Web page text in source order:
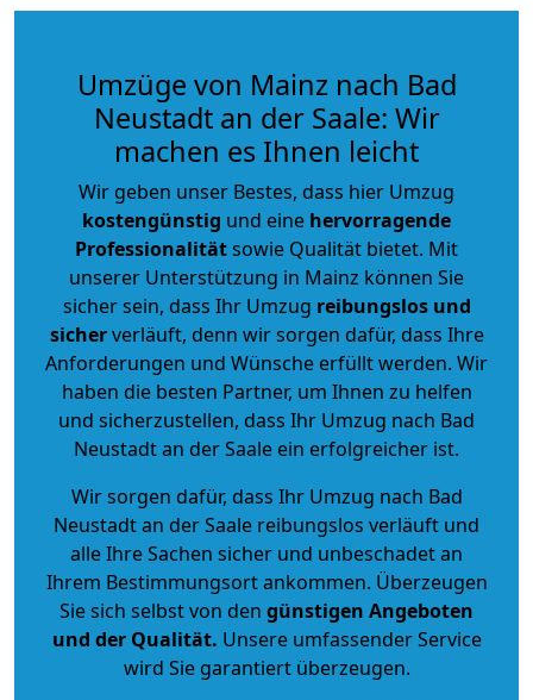
Umzüge von Mainz nach Bad
Neustadt an der Saale: Wir
machen es Ihnen leicht
Wir geben unser Bestes, dass hier Umzug
kostengünstig und eine hervorragende
Professionalitätsowie Qualität bietet. Mit
unserer Unterstützung in Mainz können Sie
sicher sein, dass Ihr Umzug reibungslos und
sicherverläuft, denn wir sorgen dafür, dass Ihre
Anforderungen und Wünsche erfüllt werden. Wir
haben die besten Partner, um Ihnen zu helfen
und sicherzustellen, dass Ihr Umzug nach Bad
Neustadt an der Saale ein erfolgreicher ist.
Wir sorgen dafür, dass Ihr Umzug nach Bad
Neustadt an der Saale reibungslos verläuft und
alle Ihre Sachen sicher und unbeschadet an
Ihrem Bestimmungsort ankommen. Überzeugen
Sie sich selbst von den günstigen Angeboten
und der Qualität. Unsere umfassender Service
wird Sie garantiert überzeugen.